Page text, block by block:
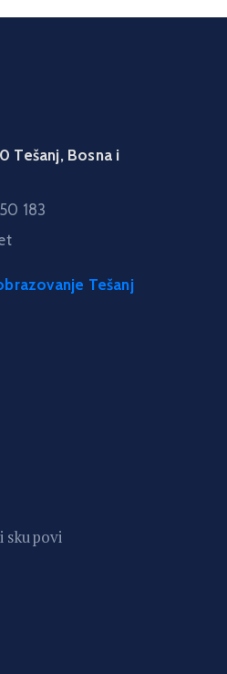
Tešanj, Bosna i
183
Tešanj
skupovi